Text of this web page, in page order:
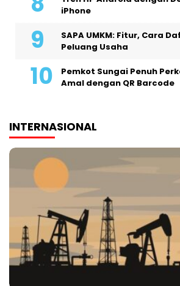
iPhone
SAPA UMKM: Fitur, Cara
Peluang Usaha
Pemkot Sungai Penuh
Amal dengan QR Barcode
INTERNASIONAL